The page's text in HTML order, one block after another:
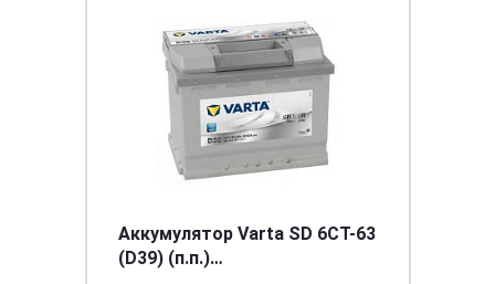
Аккумулятор Varta SD 6CT-63
(D39) (п.п.)